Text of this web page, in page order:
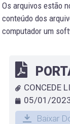
Os arquivos estão
conteúdo dos
computador um
05/01/
Baixar